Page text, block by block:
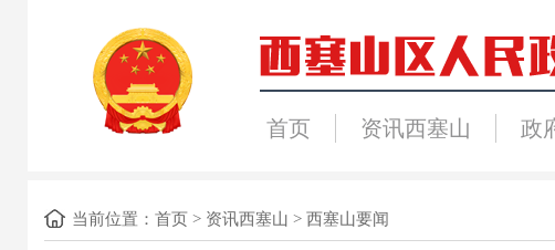
首页 资讯西塞山 政
当前位置： 首页> 资讯西塞山 > 西塞山要闻